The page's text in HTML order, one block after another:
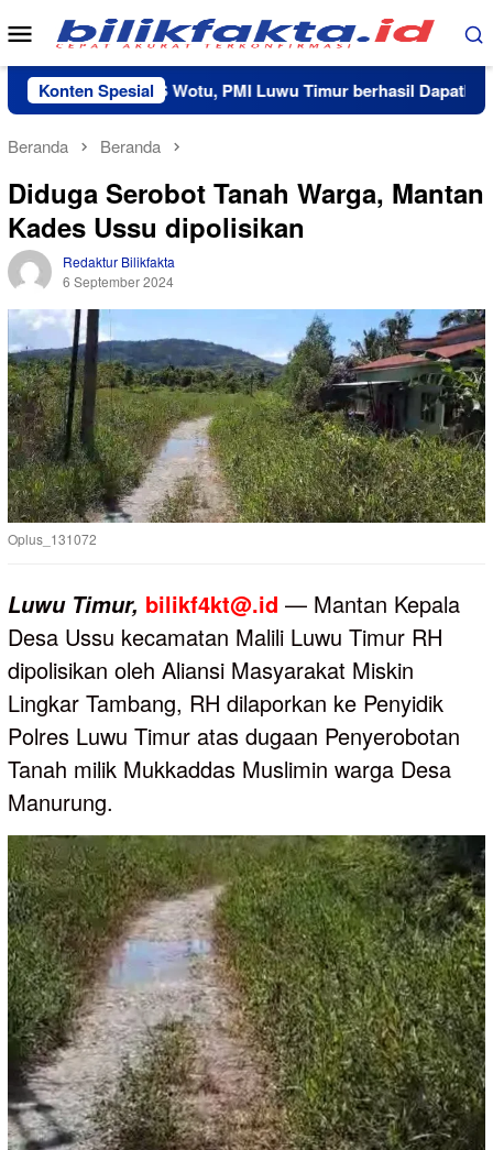
Loncat
ke
konten
Menu
Mobile
Konten Spesial
Kerja Sama RS Wotu, PMI Luwu Timur berhasil Dapatkan 20
Beranda Beranda
Diduga Serobot Tanah Warga, Mantan
Kades Ussu dipolisikan
Redaktur Bilikfakta
6 September 2024
Oplus_131072
Luwu Timur, bilikf4kt@.id — Mantan Kepala
Desa Ussu kecamatan Malili Luwu Timur RH
dipolisikan oleh Aliansi Masyarakat Miskin
Lingkar Tambang, RH dilaporkan ke Penyidik
Polres Luwu Timur atas dugaan Penyerobotan
Tanah milik Mukkaddas Muslimin warga Desa
Manurung.